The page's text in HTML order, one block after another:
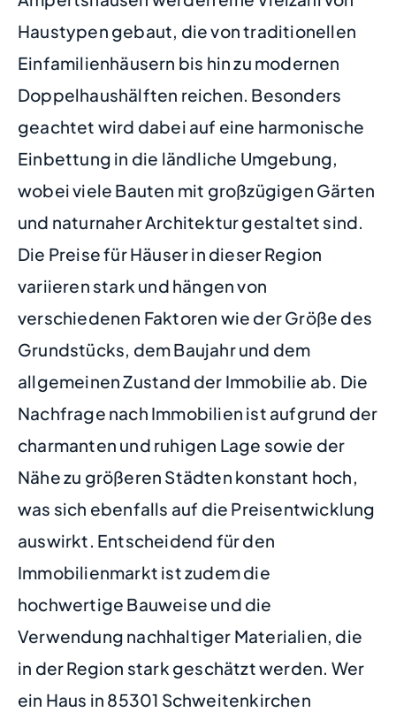
Haustypen gebaut, die von traditionellen
Einfamilienhäusern bis hin zu modernen
Doppelhaushälften reichen. Besonders
geachtet wird dabei auf eine harmonische
Einbettung in die ländliche Umgebung,
wobei viele Bauten mit großzügigen Gärten
und naturnaher Architektur gestaltet sind.
Die Preise für Häuser in dieser Region
variieren stark und hängen von
verschiedenen Faktoren wie der Größe des
Grundstücks, dem Baujahr und dem
allgemeinen Zustand der Immobilie ab. Die
Nachfrage nach Immobilien ist aufgrund der
charmanten und ruhigen Lage sowie der
Nähe zu größeren Städten konstant hoch,
was sich ebenfalls auf die Preisentwicklung
auswirkt. Entscheidend für den
Immobilienmarkt ist zudem die
hochwertige Bauweise und die
Verwendung nachhaltiger Materialien, die
in der Region stark geschätzt werden. Wer
ein Haus in 85301 Schweitenkirchen